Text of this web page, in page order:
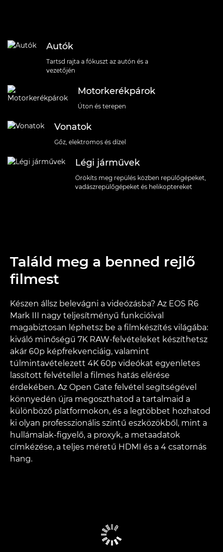
Autók
Tartsd rajta a fókuszt az autón és a
vezetőjén
Motorkerékpárok
Úton és terepen
Vonatok
Gőz, elektromos és dízel
Légi járművek
Örökíts meg repülés közben repülőgépeket,
vadászrepülőgépeket és helikoptereket
Találd meg a benned rejlő
filmest
Készen állsz belevágni a videózásba? Az EOS R6
Mark III nagy teljesítményű funkcióival
magabiztosan léphetsz be a filmkészítés világába:
kiváló minőségű 7K RAW-felvételeket készíthetsz
akár 60p képfrekvenciáig, valamint
túlmintavételezett 4K 60p videókat egyenletes
lassított felvétellel a filmes hatás elérése
érdekében. Az Open Gate felvétel segítségével
könnyedén újra megoszthatod a tartalmaid a
különböző platformokon, és a legtöbbet hozhatod
ki olyan professzionális szintű eszközökből, mint a
hullámalak-figyelő, a proxyk, a metaadatok
címkézése, a teljes méretű HDMI és a 4 csatornás
hang.